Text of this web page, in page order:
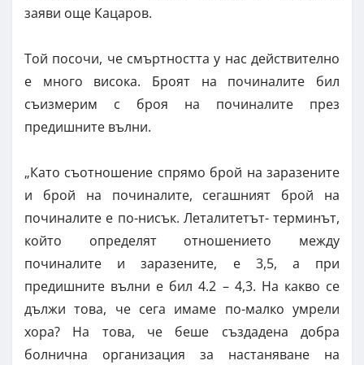
заяви още Кацаров.
Той посочи, че смъртността у нас действително
е много висока. Броят на починалите бил
съизмерим с броя на починалите през
предишните вълни.
„Като съотношение спрямо брой на заразените
и брой на починалите, сегашният брой на
починалите е по-нисък. Леталитетът- терминът,
който определят отношението между
починалите и заразените, е 3,5, а при
предишните вълни е бил 4.2 – 4,3. На какво се
дължи това, че сега имаме по-малко умрели
хора? На това, че беше създадена добра
болнична организация за настаняване на